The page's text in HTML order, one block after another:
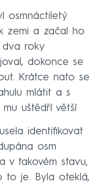
muže
osmnáctiletý
zemi a začal ho
roky
dokonce se
Krátce nato se
mlátit a s
uštědří větší
identifikovat
osm
v takovém stavu,
to je. Byla oteklá,